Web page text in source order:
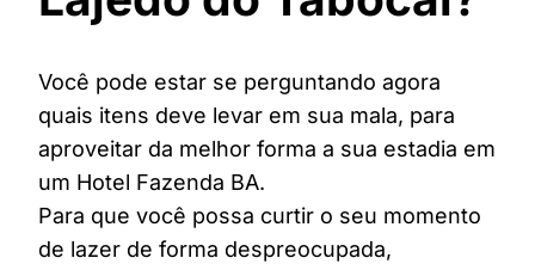
Você pode estar se perguntando agora
quais itens deve levar em sua mala, para
aproveitar da melhor forma a sua estadia em
um Hotel Fazenda BA.
Para que você possa curtir o seu momento
de lazer de forma despreocupada,